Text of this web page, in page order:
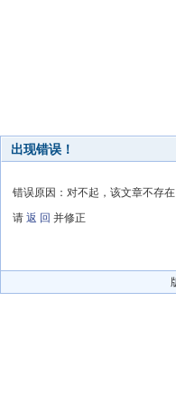
出现错误！
错误原因：对不起，该文章不存在
请 返 回 并修正